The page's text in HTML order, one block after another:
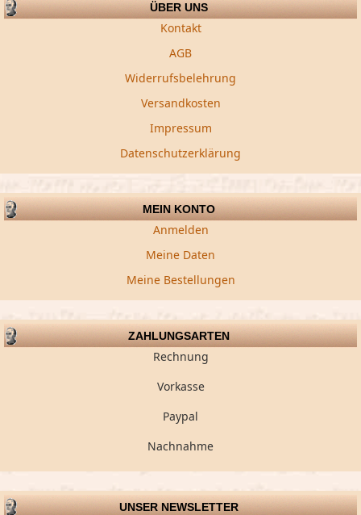
ÜBER UNS
Kontakt
AGB
Widerrufsbelehrung
Versandkosten
Impressum
Datenschutzerklärung
MEIN KONTO
Anmelden
Meine Daten
Meine Bestellungen
ZAHLUNGSARTEN
Rechnung
Vorkasse
Paypal
Nachnahme
UNSER NEWSLETTER